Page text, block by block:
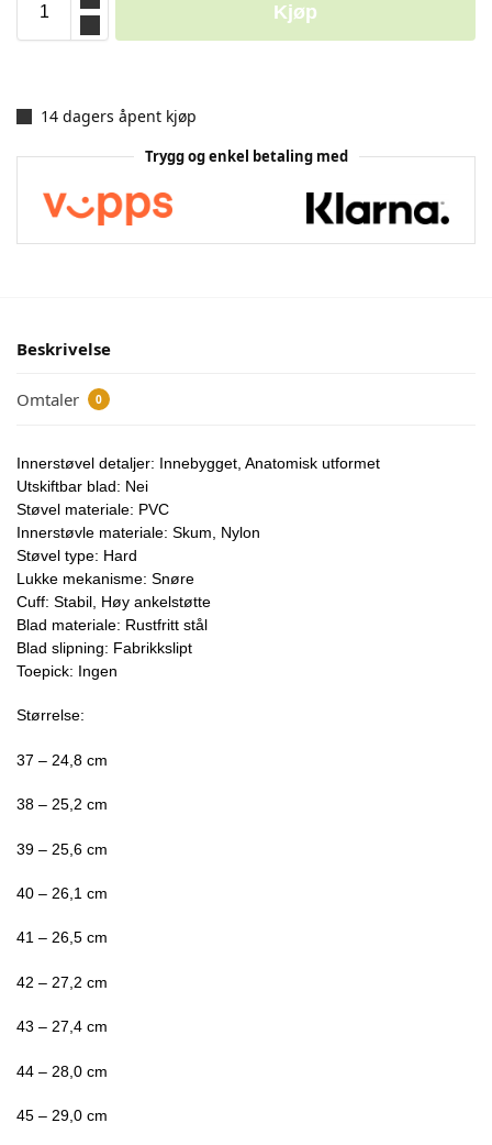
Kjøp
14 dagers åpent kjøp
Trygg og enkel betaling med
Beskrivelse
Omtaler 0
Innerstøvel detaljer: Innebygget, Anatomisk utformet
Utskiftbar blad: Nei
Støvel materiale: PVC
Innerstøvle materiale: Skum, Nylon
Støvel type: Hard
Lukke mekanisme: Snøre
Cuff: Stabil, Høy ankelstøtte
Blad materiale: Rustfritt stål
Blad slipning: Fabrikkslipt
Toepick: Ingen
Størrelse:
37 – 24,8 cm
38 – 25,2 cm
39 – 25,6 cm
40 – 26,1 cm
41 – 26,5 cm
42 – 27,2 cm
43 – 27,4 cm
44 – 28,0 cm
45 – 29,0 cm